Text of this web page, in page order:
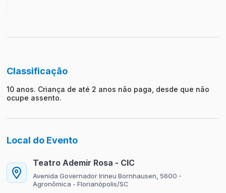
Classificação
10 anos. Criança de até 2 anos não paga, desde que não
ocupe assento.
Local do Evento
Teatro Ademir Rosa - CIC
Avenida Governador Irineu Bornhausen, 5600 -
Agronômica - Florianópolis/SC